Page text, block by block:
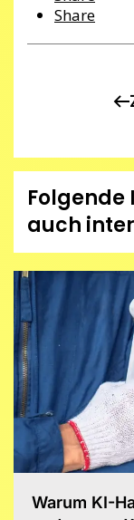
Share
auch
Warum KI-